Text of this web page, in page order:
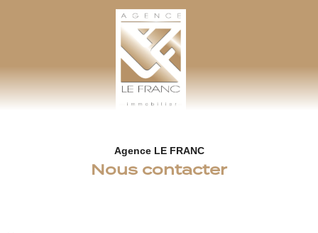
AGENCE LEFRANC IMMOBILIER
Agence LE FRANC
Nous contacter